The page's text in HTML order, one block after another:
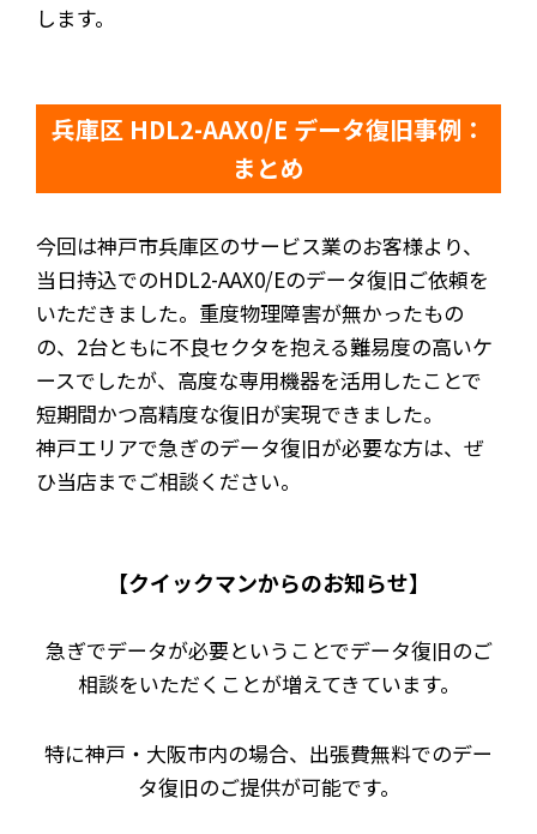
します。
兵庫区 HDL2-AAX0/E データ復旧事例：
まとめ
今回は神戸市兵庫区のサービス業のお客様より、
当日持込でのHDL2-AAX0/Eのデータ復旧ご依頼を
いただきました。重度物理障害が無かったもの
の、2台ともに不良セクタを抱える難易度の高いケ
ースでしたが、高度な専用機器を活用したことで
短期間かつ高精度な復旧が実現できました。
神戸エリアで急ぎのデータ復旧が必要な方は、ぜ
ひ当店までご相談ください。
【クイックマンからのお知らせ】
急ぎでデータが必要ということでデータ復旧のご
相談をいただくことが増えてきています。
特に神戸・大阪市内の場合、出張費無料でのデー
タ復旧のご提供が可能です。